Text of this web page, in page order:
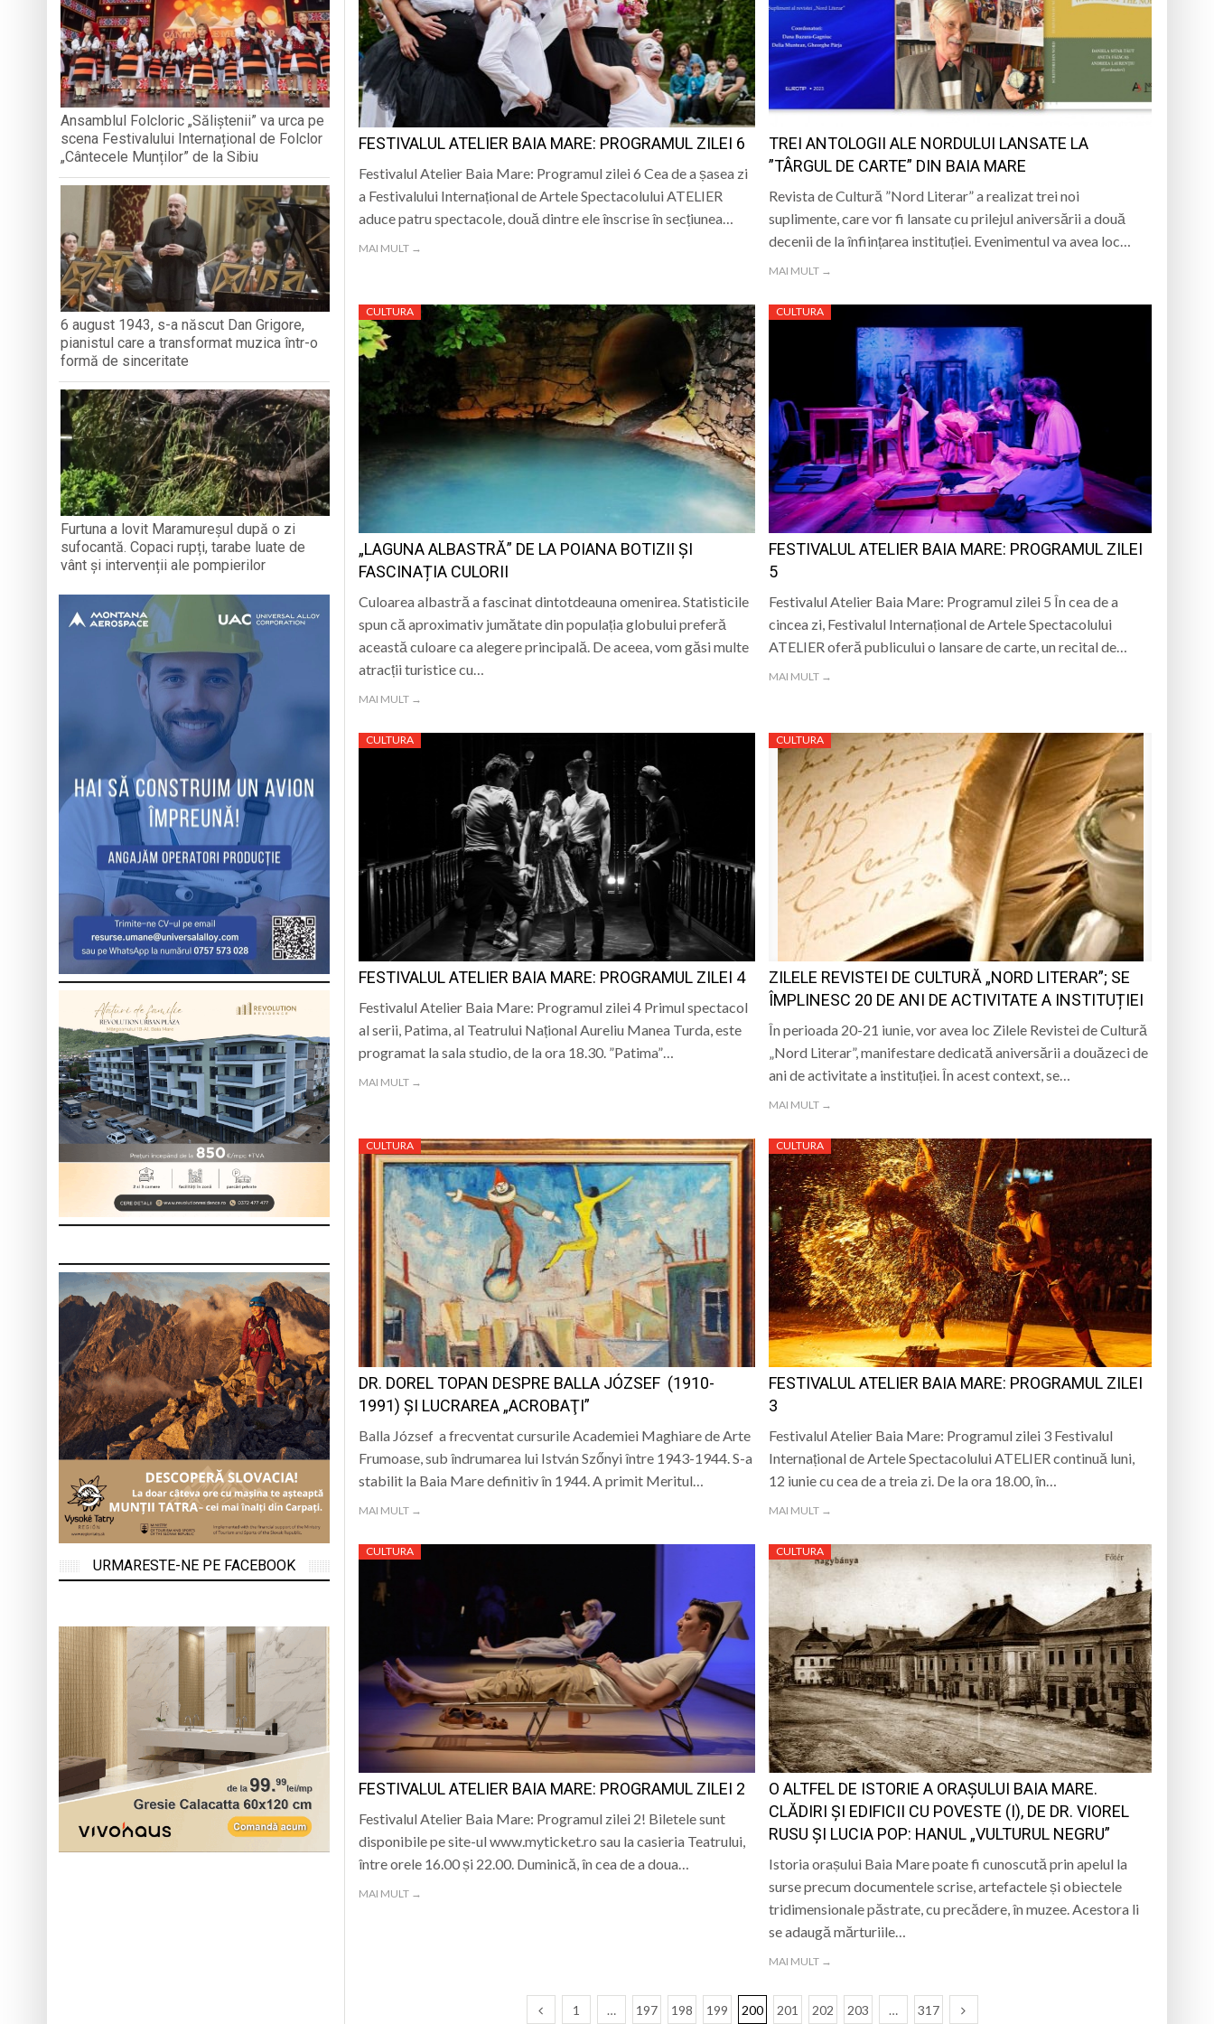
Eveniment special la Baia Mare, la 570 de ani de la moartea lui Iancu de Hunedoara
„Zilele Moiseiului” se vor desfășura în perioada 14–16 august
Biblioteca Municipală „Laurențiu Ulici” din Sighet găzduiește o nouă întâlnire a clubului de carte „Legături Literare”
Muzeul de Mineralogie Baia Mare, gazda unui eveniment internațional dedicat prieteniei și diversității culturale
„CÂNTECELE MUNȚILOR” DE LA SIBIU
DE SINCERITATE
ALE POMPIERILOR
FESTIVALUL ATELIER BAIA MARE: PROGRAMUL ZILEI 6
Festivalul Atelier Baia Mare: Programul zilei 6 Cea de a șasea zi
a Festivalului Internațional de Artele Spectacolului ATELIER
aduce patru spectacole, două dintre ele înscrise în secțiunea…
MAI MULT →
TREI ANTOLOGII ALE NORDULUI LANSATE LA
”TÂRGUL DE CARTE” DIN BAIA MARE
Revista de Cultură ”Nord Literar” a realizat trei noi
suplimente, care vor fi lansate cu prilejul aniversării a două
decenii de la înființarea instituției. Evenimentul va avea loc…
MAI MULT →
CULTURA
„LAGUNA ALBASTRĂ” DE LA POIANA BOTIZII ȘI
FASCINAȚIA CULORII
Culoarea albastră a fascinat dintotdeauna omenirea. Statisticile
spun că aproximativ jumătate din populația globului preferă
această culoare ca alegere principală. De aceea, vom găsi multe
atracții turistice cu…
MAI MULT →
CULTURA
FESTIVALUL ATELIER BAIA MARE: PROGRAMUL ZILEI
5
Festivalul Atelier Baia Mare: Programul zilei 5 În cea de a
cincea zi, Festivalul Internațional de Artele Spectacolului
ATELIER oferă publicului o lansare de carte, un recital de…
MAI MULT →
CULTURA
FESTIVALUL ATELIER BAIA MARE: PROGRAMUL ZILEI 4
Festivalul Atelier Baia Mare: Programul zilei 4 Primul spectacol
al serii, Patima, al Teatrului Național Aureliu Manea Turda, este
programat la sala studio, de la ora 18.30. ”Patima”…
MAI MULT →
CULTURA
ZILELE REVISTEI DE CULTURĂ „NORD LITERAR”; SE
ÎMPLINESC 20 DE ANI DE ACTIVITATE A INSTITUȚIEI
În perioada 20-21 iunie, vor avea loc Zilele Revistei de Cultură
„Nord Literar”, manifestare dedicată aniversării a douăzeci de
ani de activitate a instituției. În acest context, se…
MAI MULT →
CULTURA
DR. DOREL TOPAN DESPRE BALLA JÓZSEF (1910-
1991) ȘI LUCRAREA „ACROBAŢI”
Balla József a frecventat cursurile Academiei Maghiare de Arte
Frumoase, sub îndrumarea lui István Szőnyi între 1943-1944. S-a
stabilit la Baia Mare definitiv în 1944. A primit Meritul…
MAI MULT →
CULTURA
FESTIVALUL ATELIER BAIA MARE: PROGRAMUL ZILEI
3
Festivalul Atelier Baia Mare: Programul zilei 3 Festivalul
Internațional de Artele Spectacolului ATELIER continuă luni,
12 iunie cu cea de a treia zi. De la ora 18.00, în…
MAI MULT →
CULTURA
FESTIVALUL ATELIER BAIA MARE: PROGRAMUL ZILEI 2
Festivalul Atelier Baia Mare: Programul zilei 2! Biletele sunt
disponibile pe site-ul www.myticket.ro sau la casieria Teatrului,
între orele 16.00 și 22.00. Duminică, în cea de a doua…
MAI MULT →
CULTURA
O ALTFEL DE ISTORIE A ORAŞULUI BAIA MARE.
CLĂDIRI ȘI EDIFICII CU POVESTE (I), DE DR. VIOREL
RUSU ȘI LUCIA POP: HANUL „VULTURUL NEGRU”
Istoria orașului Baia Mare poate fi cunoscută prin apelul la
surse precum documentele scrise, artefactele și obiectele
tridimensionale păstrate, cu precădere, în muzee. Acestora li
se adaugă mărturiile…
MAI MULT →
1 … 197 198 199 200 201 202 203 … 317
Ansamblul Folcloric „Săliștenii” va urca pe
scena Festivalului Internațional de Folclor
„Cântecele Munților” de la Sibiu
6 august 1943, s-a născut Dan Grigore,
pianistul care a transformat muzica într-o
formă de sinceritate
Furtuna a lovit Maramureșul după o zi
sufocantă. Copaci rupți, tarabe luate de
vânt și intervenții ale pompierilor
URMARESTE-NE PE FACEBOOK